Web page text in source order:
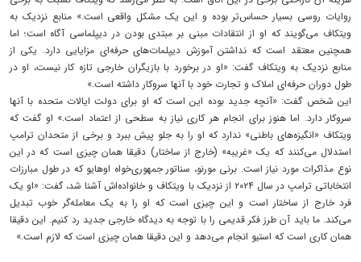
روایات روسی بسیار حساس‌تر بوده و این یک مشکل واقعی است.» منابع نزدیک به
ویتکاف می‌گویند که او از انتقادات مبنی بر مبتدی بودن در دیپلماسی آگاه است؛ اما
همچنین معتقد است که نداشتن آموزش دیپلمات‌های حرفه‌ای مزایایی دارد. یکی از
منابع نزدیک به ویتکاف گفت: «او در برخورد با بازیگران خارجی تازه کار نیست، او در
طول دوران حرفه‌ای املاک و تجارت خود با آنها سروکار داشته است.»
این شخص گفت: «آنچه جدید بوده این است که او برای دولت ایالات متحده با آنها
سروکار دارد. اما هنوز برای انجام هر کاری نیاز به سطحی از اعتماد است.» او گفت که
ویتکاف «انگیزه‌های باطنی» ندارد که او را به جلو پیش ببرد و برخی از متحدان ترامپ
استدلال می‌کنند که یک «غریبه» (خارج از ساختار) دقیقا همان چیزی است که در این
نوع مذاکرات مورد نیاز است. برنی مورنو، سناتور جمهوری‌خواه اوهایو که در طول مبارزات
انتخاباتی ترامپ در سال ۲۰۲۴ از نزدیک با ویتکاف و خانواده‌اش آشنا شد، گفت: «او یک
فرد خارج از ساختار است و این چیزی است که او را به یک معامله‌گر خوب تبدیل
می‌کند. ما باید آن طرز فکر قدیمی را با توجه به دیدگاه خارجی جدید رد کنیم. این دقیقا
همان کاری است که استیو انجام می‌دهد و این دقیقا همان چیزی است که لازم است.»